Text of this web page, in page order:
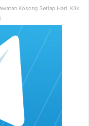
perjanjian
yang popular
Kosong Setiap Hari. Klik